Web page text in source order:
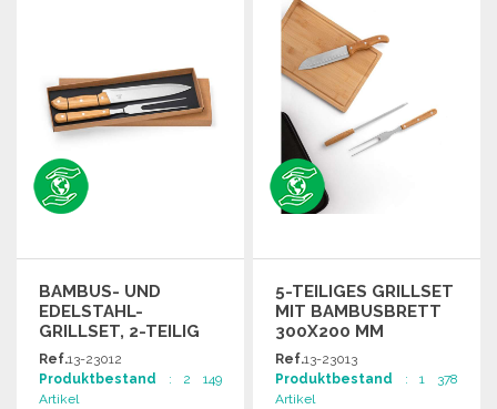
BAMBUS- UND
EDELSTAHL-
GRILLSET, 2-TEILIG
ZU
GROSSHANDELSPREISEN
Ref.13-23012
Produktbestand : 2 149
Artikel
5-TEILIGES GRILLSET
MIT BAMBUSBRETT
300X200 MM
Ref.13-23013
Produktbestand : 1 378
Artikel